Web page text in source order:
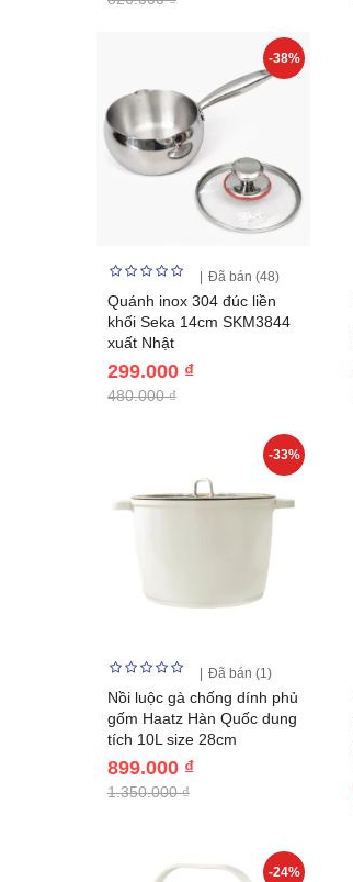
-38%
Đã bán (48)
Quánh inox 304 đúc liền
khối Seka 14cm SKM3844
xuất Nhật
299.000 ₫
480.000 ₫
-33%
Đã bán (1)
Nồi luộc gà chống dính phủ
gốm Haatz Hàn Quốc dung
tích 10L size 28cm
899.000 ₫
1.350.000 ₫
-24%